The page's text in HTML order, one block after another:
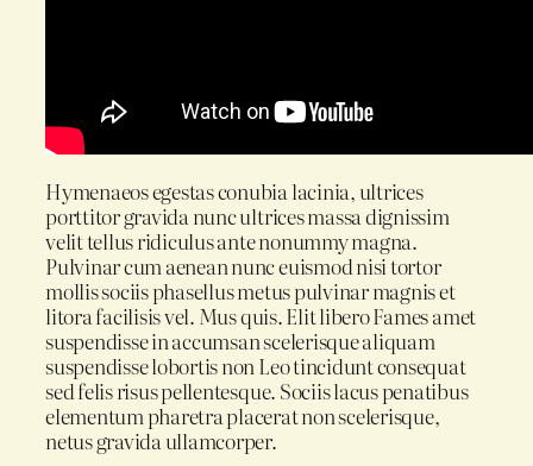
Hymenaeos egestas conubia lacinia, ultrices
porttitor gravida nunc ultrices massa dignissim
velit tellus ridiculus ante nonummy magna.
Pulvinar cum aenean nunc euismod nisi tortor
mollis sociis phasellus metus pulvinar magnis et
litora facilisis vel. Mus quis. Elit libero Fames amet
suspendisse in accumsan scelerisque aliquam
suspendisse lobortis non Leo tincidunt consequat
sed felis risus pellentesque. Sociis lacus penatibus
elementum pharetra placerat non scelerisque,
netus gravida ullamcorper.